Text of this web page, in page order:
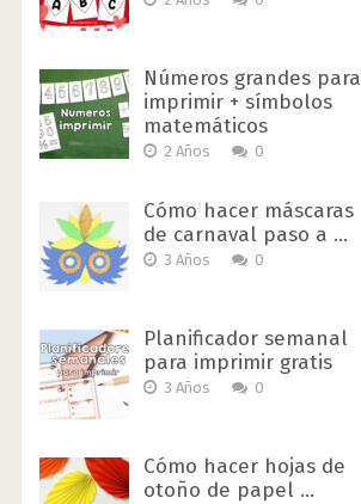
Números grandes para
imprimir + símbolos
matemáticos
2 Años 0
Cómo hacer máscaras
de carnaval paso a …
3 Años 0
Planificador semanal
para imprimir gratis
3 Años 0
Cómo hacer hojas de
otoño de papel …